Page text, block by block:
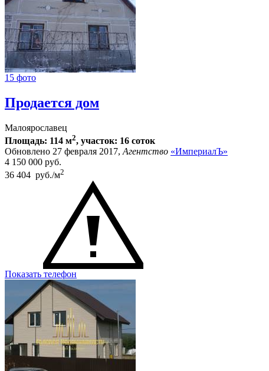
15 фото
Продается дом
Малоярославец
Площадь: 114 м2, участок: 16 соток
Обновлено 27 февраля 2017, Агентство «ИмпериалЪ»
4 150 000 руб.
36 404 руб./м2
Показать телефон